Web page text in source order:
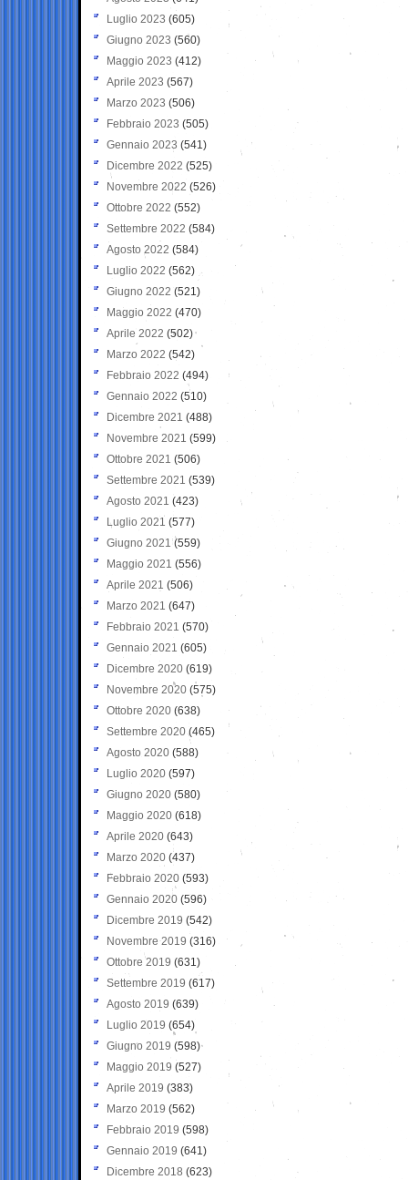
Luglio 2023 (605)
Giugno 2023 (560)
Maggio 2023 (412)
Aprile 2023 (567)
Marzo 2023 (506)
Febbraio 2023 (505)
Gennaio 2023 (541)
Dicembre 2022 (525)
Novembre 2022 (526)
Ottobre 2022 (552)
Settembre 2022 (584)
Agosto 2022 (584)
Luglio 2022 (562)
Giugno 2022 (521)
Maggio 2022 (470)
Aprile 2022 (502)
Marzo 2022 (542)
Febbraio 2022 (494)
Gennaio 2022 (510)
Dicembre 2021 (488)
Novembre 2021 (599)
Ottobre 2021 (506)
Settembre 2021 (539)
Agosto 2021 (423)
Luglio 2021 (577)
Giugno 2021(559)
Maggio 2021 (556)
Aprile 2021 (506)
Marzo 2021 (647)
Febbraio 2021 (570)
Gennaio 2021 (605)
Dicembre 2020 (619)
Novembre 2020 (575)
Ottobre 2020 (638)
Settembre 2020(465)
Agosto 2020 (588)
Luglio 2020 (597)
Giugno 2020 (580)
Maggio 2020 (618)
Aprile 2020 (643)
Marzo 2020 (437)
Febbraio 2020 (593)
Gennaio 2020 (596)
Dicembre 2019 (542)
Novembre 2019 (316)
Ottobre 2019 (631)
Settembre 2019 (617)
Agosto 2019 (639)
Luglio 2019 (654)
Giugno 2019 (598)
Maggio 2019 (527)
Aprile 2019 (383)
Marzo 2019 (562)
Febbraio 2019 (598)
Gennaio 2019 (641)
Dicembre 2018 (623)